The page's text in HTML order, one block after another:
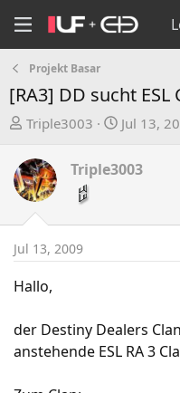
Projekt Basar
[RA3] DD sucht
T
r
e
a
d
s
t
a
e
r
Triple3003
S
a
d
t
Jul 13,
Triple3003
Jul 13, 2009
Hallo,
der Destiny Dealers
anstehende ESL RA 3